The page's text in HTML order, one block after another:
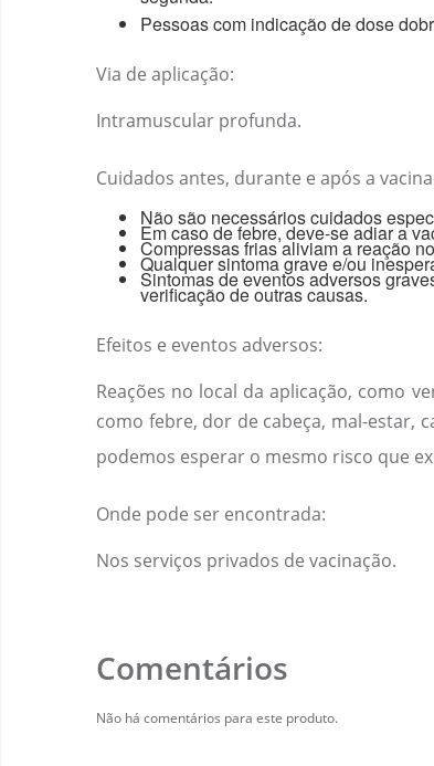
Pessoas com indicação de dose
Via de aplicação:
Intramuscular profunda.
Cuidados antes, durante e após a
Não são necessários cuidados
Em caso de febre, deve-se adiar a
Compressas frias aliviam a reação
Qualquer sintoma grave e/ou
Sintomas de eventos adversos
verificação de outras causas.
Efeitos e eventos adversos:
Reações no local da aplicação, como
como febre, dor de cabeça, mal-estar,
podemos esperar o mesmo risco que
Onde pode ser encontrada:
Nos serviços privados de vacinação.
Comentários
Não há comentários para este produto.